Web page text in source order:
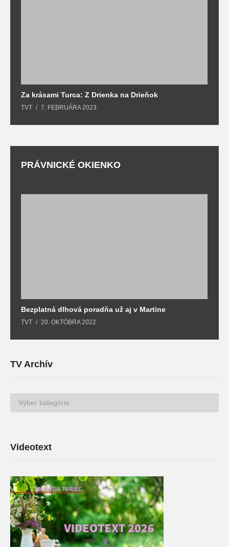
Za krásami Turca: Z Drienka na Drieňok
TVT 7. FEBRUÁRA 2023
PRÁVNICKÉ OKIENKO
Bezplatná dlhová poradňa už aj v Martine
TVT 20. OKTÓBRA 2022
TV Archív
TV
Archív
Videotext